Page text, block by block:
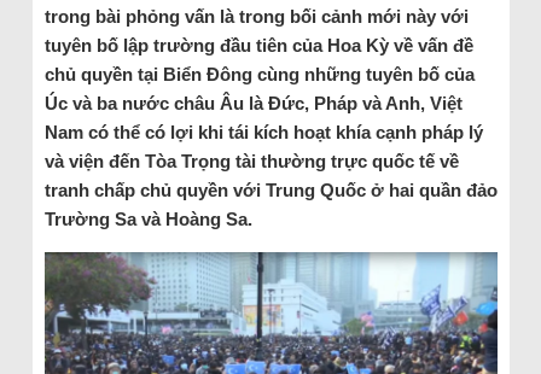
trong bài phỏng vấn là trong bối cảnh mới này với
tuyên bố lập trường đầu tiên của Hoa Kỳ về vấn đề
chủ quyền tại Biển Đông cùng những tuyên bố của
Úc và ba nước châu Âu là Đức, Pháp và Anh, Việt
Nam có thể có lợi khi tái kích hoạt khía cạnh pháp lý
và viện đến Tòa Trọng tài thường trực quốc tế về
tranh chấp chủ quyền với Trung Quốc ở hai quần đảo
Trường Sa và Hoàng Sa.